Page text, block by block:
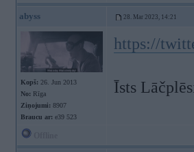
abyss 28. Mar 2023, 14:21
Kopš: 26. Jun 2013
No: Rīga
Ziņojumi: 8907
Braucu ar: e39 523
https://
Īsts